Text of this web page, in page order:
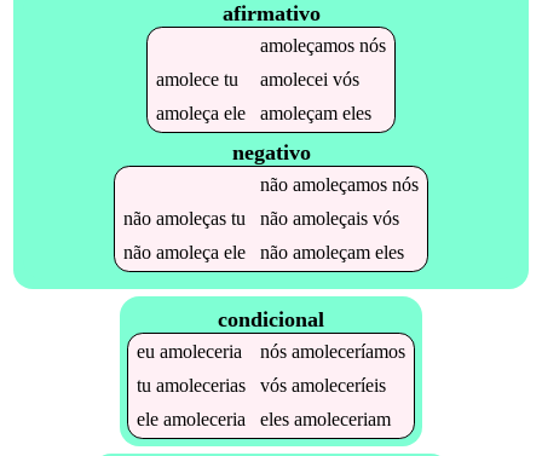
afirmativo
amoleçamosnós
amolecetu amolecei vós
amoleça ele amoleçameles
negativo
não amoleçamosnós
não amoleçastu não amoleçaisvós
não amoleça ele não amoleçameles
condicional
eu amoleceria nós amoleceríamos
tu amolecerias vós amoleceríeis
ele amoleceria eles amoleceriam